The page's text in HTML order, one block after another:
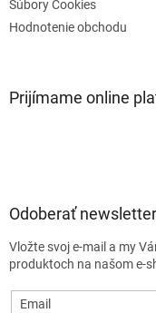
Súbory Cookies
Hodnotenie obchodu
Prijímame online
Odoberať newsletter
Vložte svoj e-mail a my
produktoch na našom e-
Email